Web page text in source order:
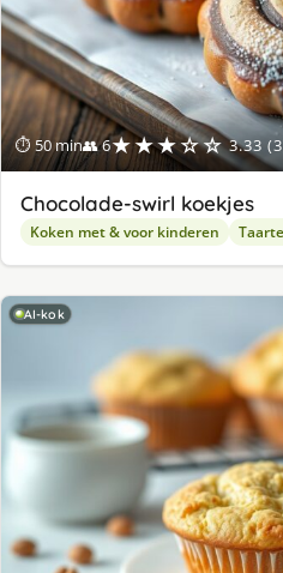
⏱ 50 min👥 6★★★☆☆ 3.33
Chocolade-swirl koekjes
Koken met & voor kinderen
AI-kok